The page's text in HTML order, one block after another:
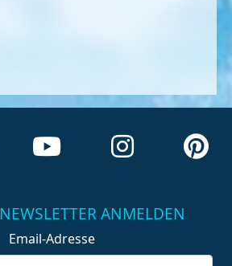
ANMELDEN
Email-Adresse